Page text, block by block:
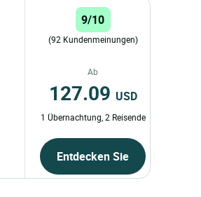
9/10
(92 Kundenmeinungen)
Ab
127.09 USD
1 Übernachtung, 2 Reisende
Entdecken Sie